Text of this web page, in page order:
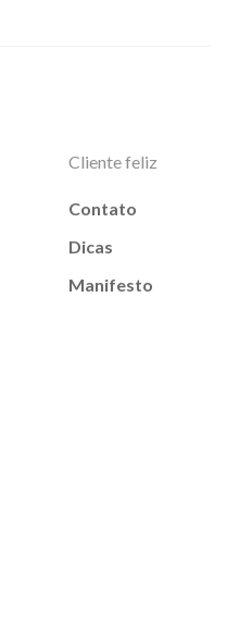
Cliente feliz
Contato
Dicas
Manifesto